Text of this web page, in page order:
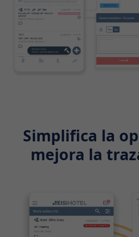
Simplifica la
mejora la